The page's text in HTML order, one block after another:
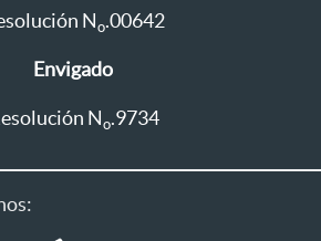
No.00642
Envigado
No.9734